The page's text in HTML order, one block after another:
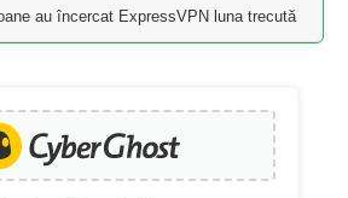
au încercat ExpressVPN luna trecută